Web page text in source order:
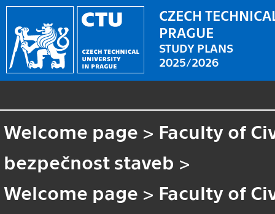
CZECH
PRAGUE
STUDY PLANS
2025/2026
Welcome page > Faculty of
bezpečnost staveb >
Welcome page > Faculty of